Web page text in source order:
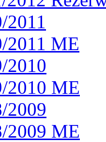
2011
2011 ME
2010
2010 ME
2009
2009 ME